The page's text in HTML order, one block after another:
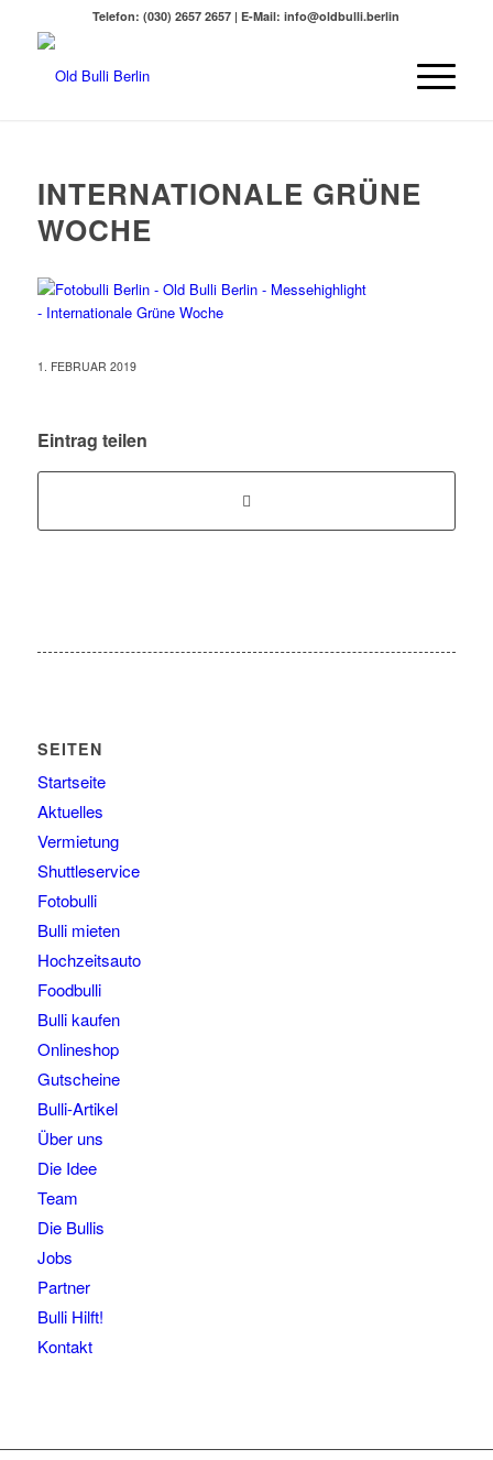
Telefon: (030) 2657 2657 | E-Mail: info@oldbulli.berlin
INTERNATIONALE GRÜNE
WOCHE
1. FEBRUAR 2019
Eintrag teilen
SEITEN
Startseite
Aktuelles
Vermietung
Shuttleservice
Fotobulli
Bulli mieten
Hochzeitsauto
Foodbulli
Bulli kaufen
Onlineshop
Gutscheine
Bulli-Artikel
Über uns
Die Idee
Team
Die Bullis
Jobs
Partner
Bulli Hilft!
Kontakt